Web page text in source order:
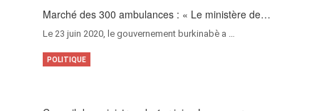
Marché des 300 ambulances : « Le ministère de…
Le 23 juin 2020, le gouvernement burkinabè a …
POLITIQUE